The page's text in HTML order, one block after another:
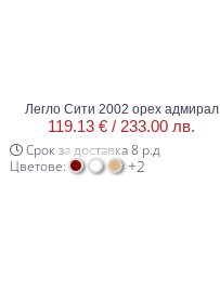
Легло Сити 2002 орех адмирал
119.13 € / 233.00 лв.
Срок за доставка 8 р.д
Цветове:
+2